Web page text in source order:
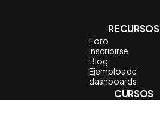
RECURSOS
Foro
Inscribirse
Blog
Ejemplos de
dashboards
CURSOS